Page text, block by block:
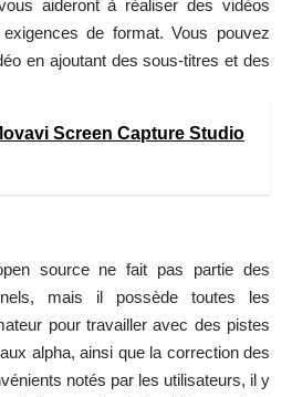
aideront à réaliser des vidéos
de format. Vous pouvez
en ajoutant des sous-titres et des
Screen Capture Studio
source ne fait pas partie des
mais il possède toutes les
pour travailler avec des pistes
alpha, ainsi que la correction des
notés par les utilisateurs, il y